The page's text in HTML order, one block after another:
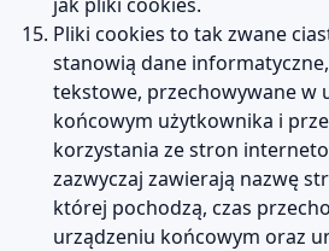
Pliki cookies to tak zwane
stanowią dane
tekstowe, przechowywane w
końcowym użytkownika i
korzystania ze stron
zazwyczaj zawierają nazwę
której pochodzą, czas
urządzeniu końcowym oraz